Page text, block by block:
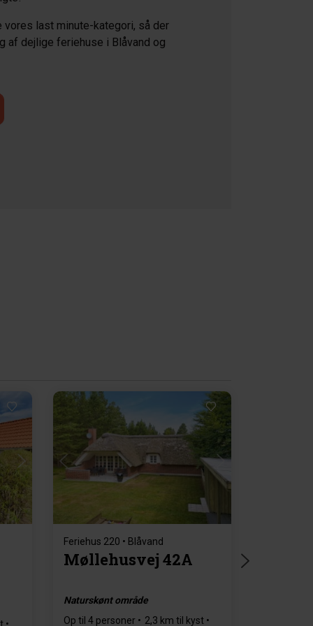
vores last minute-kategori, så der
af dejlige feriehuse i Blåvand og
Indlæser...
Feriehus 220 • Blåvand
Møllehusvej 42A
Naturskønt område
Op til 4 personer
2,3 km til kyst